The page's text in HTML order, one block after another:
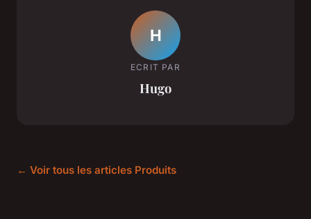
H
ECRIT PAR
Hugo
← Voir tous les articles Produits